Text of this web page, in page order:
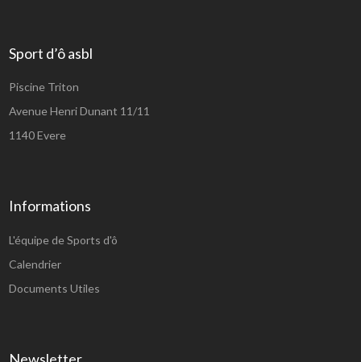
Sport d’ô asbl
Piscine Triton
Avenue Henri Dunant 11/11
1140 Evere
Informations
L'équipe de Sports d'ô
Calendrier
Documents Utiles
Newsletter